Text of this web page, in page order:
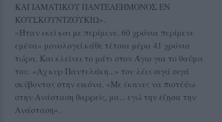
ΚΑΙ ΙΑΜΑΤΙΚΟΥ ΠΑΝΤΕΛΕΗΜΟΝΟΣ ΕΝ
ΚΟΥΣΚΟΥΝΤΖΟΥΚΙΩ».
«Ήταν εκεί και με περίμενε. 60 χρόνια περίμενε
εμένα» μονολογεί κάθε τέτοια μέρα 41 χρόνια
τώρα. Και κλείνει το μάτι στον Άγιο για το θαύμα
του. «Αχ κυρ Παντελάκη...» του λέει σιγά σιγά
σκύβοντας στην εικόνα. «Με έκανες να πιστέψω
στην Ανάσταση θαρρείς, μα... εγώ την έζησα την
Ανάσταση».